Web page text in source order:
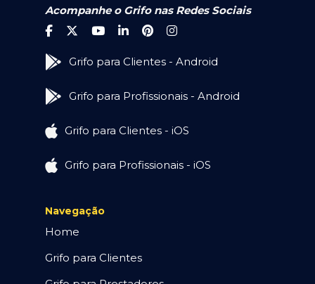
Acompanhe o Grifo nas Redes Sociais
Grifo para Clientes - Android
Grifo para Profissionais - Android
Grifo para Clientes - iOS
Grifo para Profissionais - iOS
Navegação
Home
Grifo para Clientes